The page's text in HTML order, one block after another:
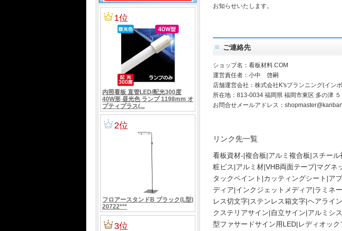
お知らせいたします。
ご連絡先
ショップ名：看板材料.COM
運営責任者：小中 啓嗣
店舗運営会社：株式会社K'sプランニング(イン
所在地：813-0034 福岡県 福岡市東区 多の津 ５
お問合せメールアドレス：
リンク先一覧
看板資材-|複合板|アルミ複合板|スチール
粧ビス|アルミ材|VHB両面テープ|マグネ
タックペイント|カッティングシート|ア
ディア|インクジェットメディア|ラミネ
レス切文字|ステンレス箱文字|ヘアライ
クステリアサイン|自立サイン|アルミシ
型ファサードサイン用LED|レディオッ